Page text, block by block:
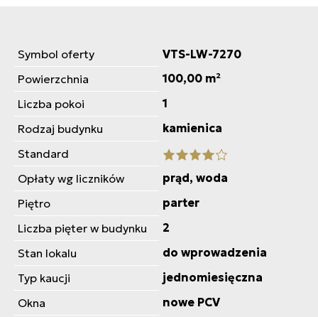
Symbol oferty
VTS-LW-7270
Powierzchnia
100,00 m²
Liczba pokoi
1
Rodzaj budynku
kamienica
Standard
Opłaty wg liczników
prąd, woda
Piętro
parter
Liczba pięter w budynku
2
Stan lokalu
do wprowadzenia
Typ kaucji
jednomiesięczna
Okna
nowe PCV